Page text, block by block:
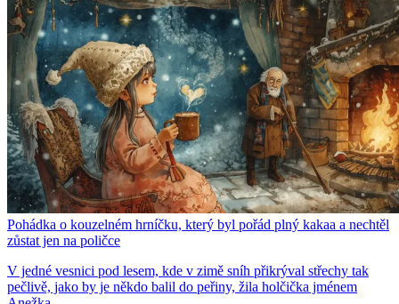
Pohádka o kouzelném hrníčku, který byl pořád plný kakaa a nechtěl
zůstat jen na poličce
V jedné vesnici pod lesem, kde v zimě sníh přikrýval střechy tak
pečlivě, jako by je někdo balil do peřiny, žila holčička jménem